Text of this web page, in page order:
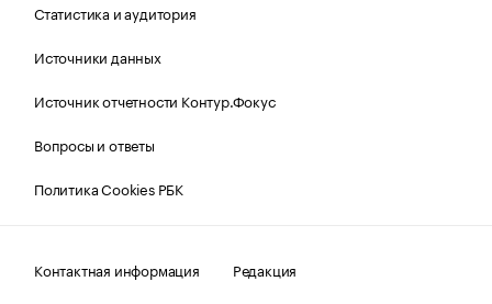
Статистика и аудитория
Источники данных
Источник отчетности Контур.Фокус
Вопросы и ответы
Политика Cookies РБК
Контактная информация
Редакция